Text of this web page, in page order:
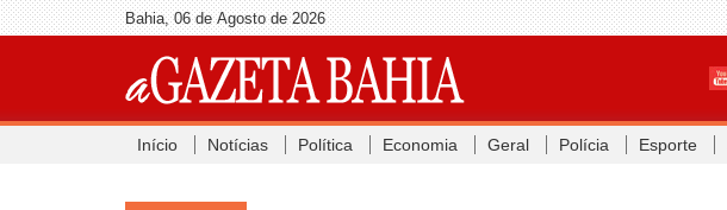
Bahia, 06 de Agosto de 2026
Início Notícias Política Economia Geral Polícia Esporte